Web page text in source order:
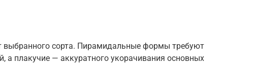
выбранного сорта. Пирамидальные формы требуют
а плакучие — аккуратного укорачивания основных